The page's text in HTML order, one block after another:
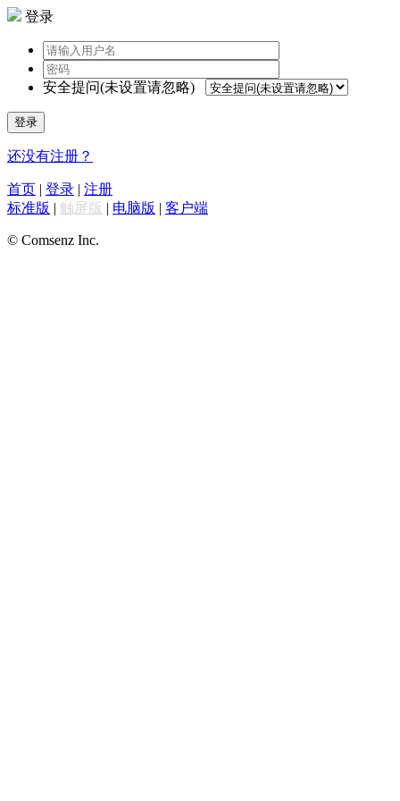
登录
安全提问(未设置请忽略)
登录
还没有注册？
首页 | 登录 | 注册
标准版 | 触屏版 | 电脑版 | 客户端
© Comsenz Inc.